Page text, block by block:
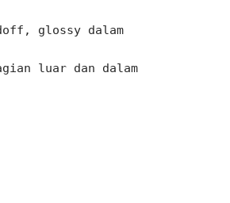
glossy dalam
luar dan dalam